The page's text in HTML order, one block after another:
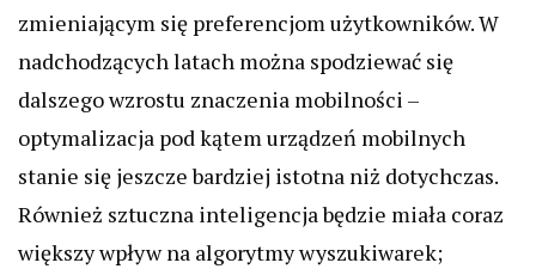
zmieniającym się preferencjom użytkowników. W
nadchodzących latach można spodziewać się
dalszego wzrostu znaczenia mobilności –
optymalizacja pod kątem urządzeń mobilnych
stanie się jeszcze bardziej istotna niż dotychczas.
Również sztuczna inteligencja będzie miała coraz
większy wpływ na algorytmy wyszukiwarek;